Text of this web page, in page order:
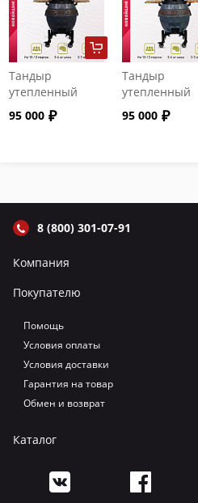
Тандыр
утепленный
"Сармат" с
откидной
95 000
Тандыр
утепленный
"Сармат" с
откидной
95 000
8 (800) 301-07-91
Компания
Покупателю
Помощь
Условия оплаты
Условия доставки
Гарантия на товар
Обмен и возврат
Каталог